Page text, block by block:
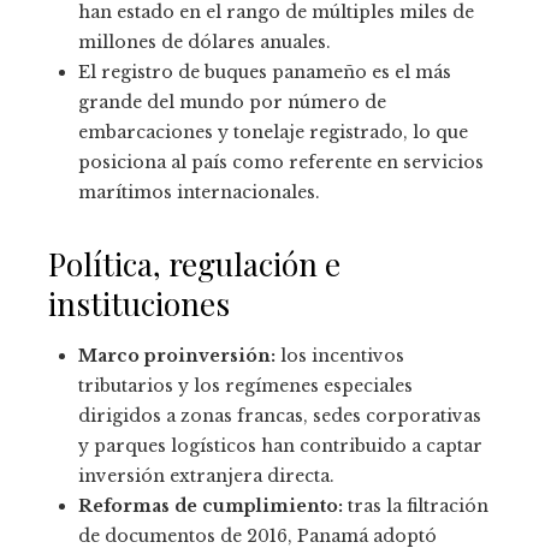
han estado en el rango de múltiples miles de
millones de dólares anuales.
El registro de buques panameño es el más
grande del mundo por número de
embarcaciones y tonelaje registrado, lo que
posiciona al país como referente en servicios
marítimos internacionales.
Política, regulación e
instituciones
Marco proinversión: los incentivos
tributarios y los regímenes especiales
dirigidos a zonas francas, sedes corporativas
y parques logísticos han contribuido a captar
inversión extranjera directa.
Reformas de cumplimiento: tras la filtración
de documentos de 2016, Panamá adoptó